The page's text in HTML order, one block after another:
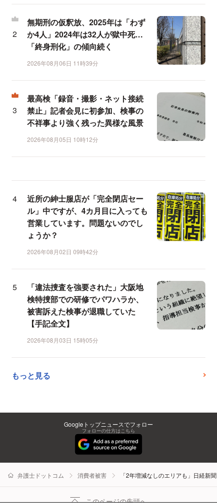
無期刑の仮釈放、2025年は「わず
か4人」2024年は32人が獄中死…
「終身刑化」の傾向続く
2026年08月06日 11時39分
最高検「録音・撮影・ネット接続
禁止」記者会見に初参加、検事の
不祥事より強く残った異様な風景
2026年08月05日 10時12分
近所の紳士服店が「完全閉店セー
ル」中ですが、4カ月目に入っても
営業しています。問題ないのでし
ょうか？
2026年08月02日 09時42分
「違法捜査を強要された」大阪地
検特捜部での研修でパワハラか、
被害訴えた検事が退職していた
【手記全文】
2026年08月03日 15時05分
もっと見る
Googleトップニュースでフォロー
フォローの仕方はこちら
弁護士ドットコム 消費者被害 「2年増減なしのエリアも」日経新